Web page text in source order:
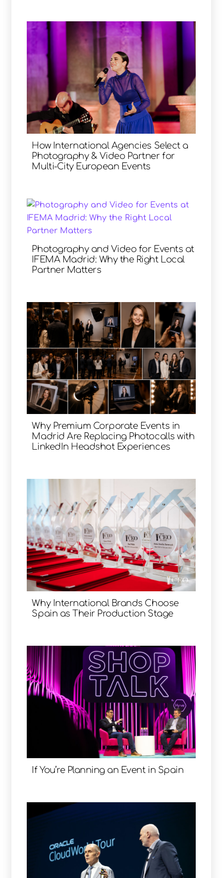
How International Agencies Select a
Photography & Video Partner for
Multi-City European Events
Photography and Video for Events at
IFEMA Madrid: Why the Right Local
Partner Matters
Why Premium Corporate Events in
Madrid Are Replacing Photocalls with
LinkedIn Headshot Experiences
Why International Brands Choose
Spain as Their Production Stage
If You’re Planning an Event in Spain